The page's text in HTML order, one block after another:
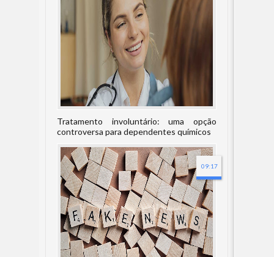
Tratamento involuntário: uma opção
controversa para dependentes químicos
09:17